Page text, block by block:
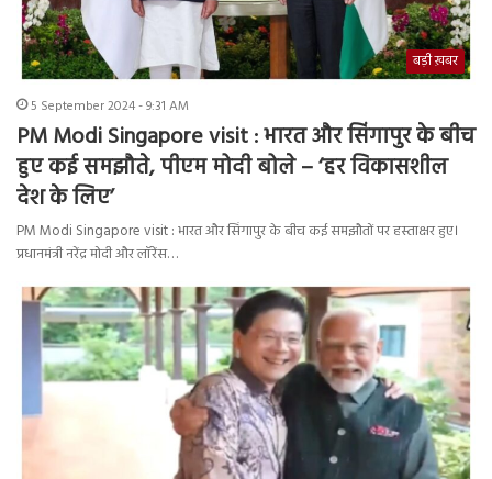
बड़ी ख़बर
5 September 2024 - 9:31 AM
PM Modi Singapore visit : भारत और सिंगापुर के बीच
हुए कई समझौते, पीएम मोदी बोले – ‘हर विकासशील
देश के लिए’
PM Modi Singapore visit : भारत और सिंगापुर के बीच कई समझौतों पर हस्ताक्षर हुए।
प्रधानमंत्री नरेंद्र मोदी और लॉरेंस…